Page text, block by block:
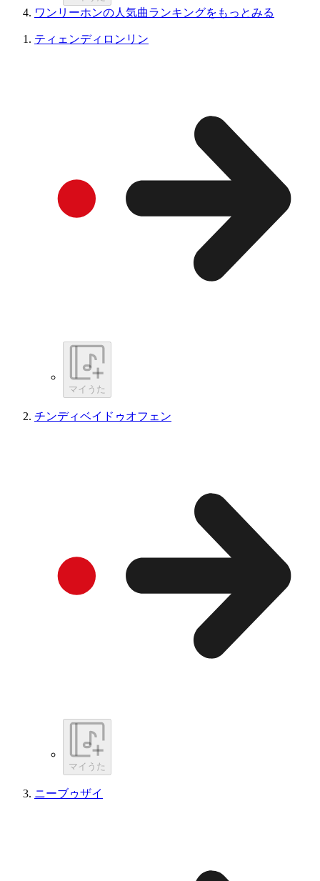
ワンリーホンの人気曲ランキングをもっとみる
ティェンディロンリン
マイうた
チンディベイドゥオフェン
マイうた
ニーブゥザイ